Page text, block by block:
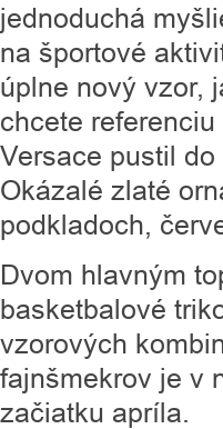
jednoduchá
na športové
úplne nový vzor,
chcete
Versace pustil
Okázalé zlaté
podkladoch,
Dvom hlavným
basketbalové
vzorových
fajnšmekrov je v
začiatku apríla.